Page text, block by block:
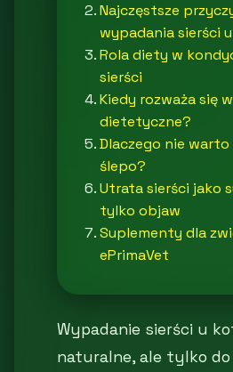
Najczęstsze
wypadania sierści
Rola diety w
sierści
Kiedy rozważa się
dietetyczne?
Dlaczego nie warto
ślepo?
Utrata sierści jako
tylko objaw
Suplementy dla
ePrimaVet
Wypadanie sierści u
naturalne, ale tylko do